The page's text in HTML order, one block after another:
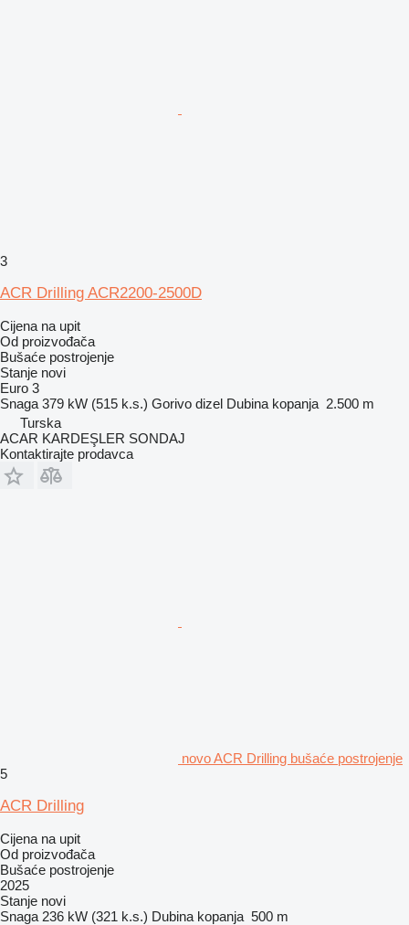
3
ACR Drilling ACR2200-2500D
Cijena na upit
Od proizvođača
Bušaće postrojenje
Stanje novi
Euro 3
Snaga 379 kW (515 k.s.) Gorivo dizel Dubina kopanja 2.500 m
Turska
ACAR KARDEŞLER SONDAJ
Kontaktirajte prodavca
novo ACR Drilling bušaće postrojenje
5
ACR Drilling
Cijena na upit
Od proizvođača
Bušaće postrojenje
2025
Stanje novi
Snaga 236 kW (321 k.s.) Dubina kopanja 500 m